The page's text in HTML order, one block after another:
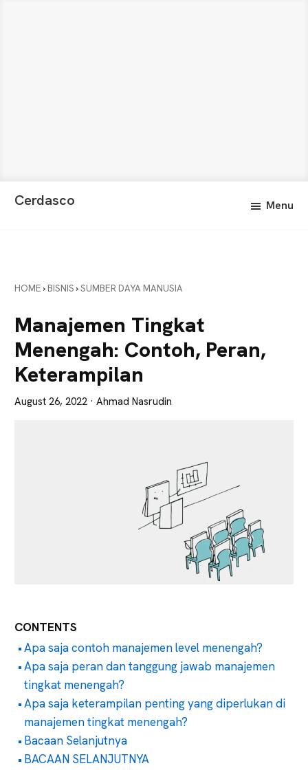
Cerdasco
Anda
Tajam
Menu
HOME › BISNIS ›SUMBER DAYA MANUSIA
Manajemen Tingkat
Menengah: Contoh, Peran,
Keterampilan
August 26, 2022 · Ahmad Nasrudin
CONTENTS
Apa saja contoh manajemen level menengah?
Apa saja peran dan tanggung jawab manajemen
tingkat menengah?
Apa saja keterampilan penting yang diperlukan di
manajemen tingkat menengah?
Bacaan Selanjutnya
BACAAN SELANJUTNYA